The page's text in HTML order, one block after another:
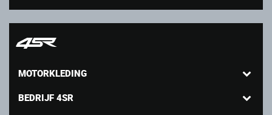
MOTORKLEDING
BEDRIJF 4SR